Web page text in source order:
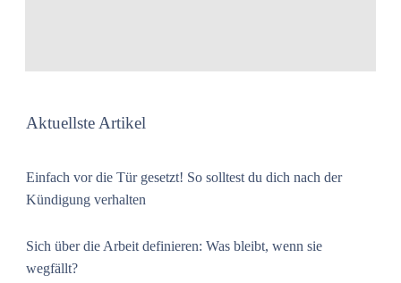
Aktuellste Artikel
Einfach vor die Tür gesetzt! So solltest du dich nach der
Kündigung verhalten
Sich über die Arbeit definieren: Was bleibt, wenn sie
wegfällt?